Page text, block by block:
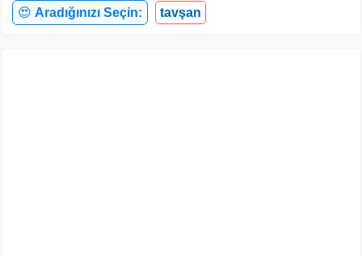
😍 Aradığınızı Seçin: tavşan